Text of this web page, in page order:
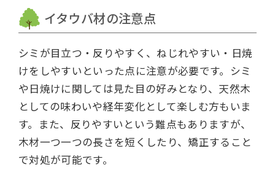
イタウバ材の注意点
シミが目立つ・反りやすく、ねじれやすい・日焼
けをしやすいといった点に注意が必要です。シミ
や日焼けに関しては見た目の好みとなり、天然木
としての味わいや経年変化として楽しむ方もいま
す。また、反りやすいという難点もありますが、
木材一つ一つの長さを短くしたり、矯正すること
で対処が可能です。